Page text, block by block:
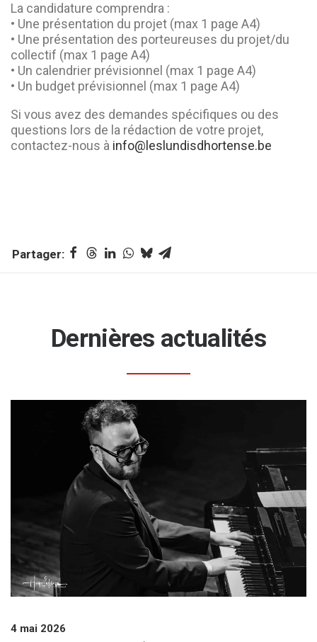
La candidature comprendra :
• Une présentation du projet (max 1 page A4)
• Une présentation des porteureuses du projet/du
collectif (max 1 page A4)
• Un calendrier prévisionnel (max 1 page A4)
• Un budget prévisionnel (max 1 page A4)
Si vous avez des demandes spécifiques ou des
questions lors de la rédaction de votre projet,
contactez-nous à info@leslundisdhortense.be
Dernières actualités
4 mai 2026